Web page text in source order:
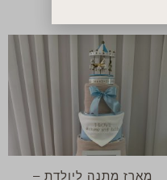
מארז מתנה ליולדת –